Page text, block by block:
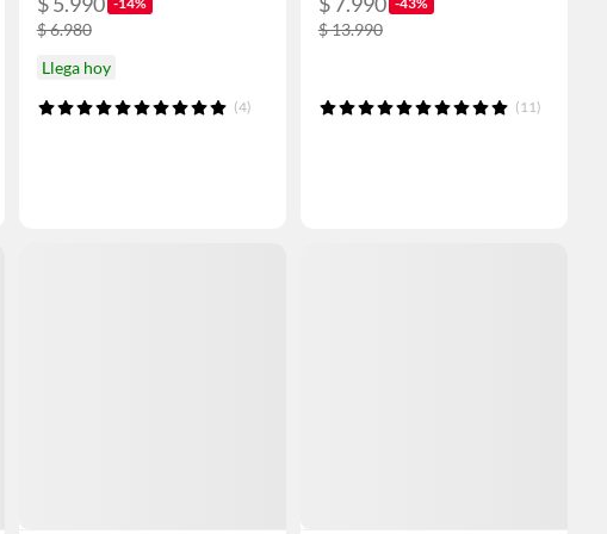
$ 6.980
Llega hoy
(4)
$ 13.990
(11)